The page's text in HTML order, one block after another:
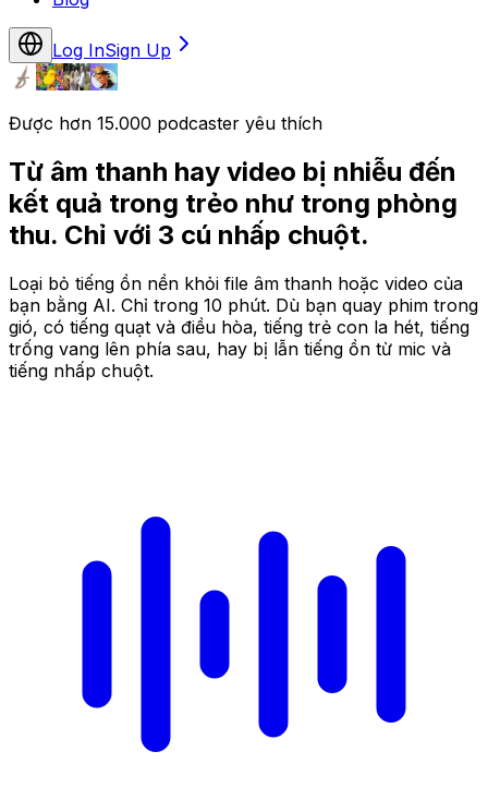
Log InSign Up
Được hơn 15.000 podcaster yêu thích
Từ âm thanh hay video bị nhiễu đến
kết quả trong trẻo như trong phòng
thu. Chỉ với 3 cú nhấp chuột.
Loại bỏ tiếng ồn nền khỏi file âm thanh hoặc video của
bạn bằng AI. Chỉ trong 10 phút. Dù bạn quay phim trong
gió, có tiếng quạt và điều hòa, tiếng trẻ con la hét, tiếng
trống vang lên phía sau, hay bị lẫn tiếng ồn từ mic và
tiếng nhấp chuột.